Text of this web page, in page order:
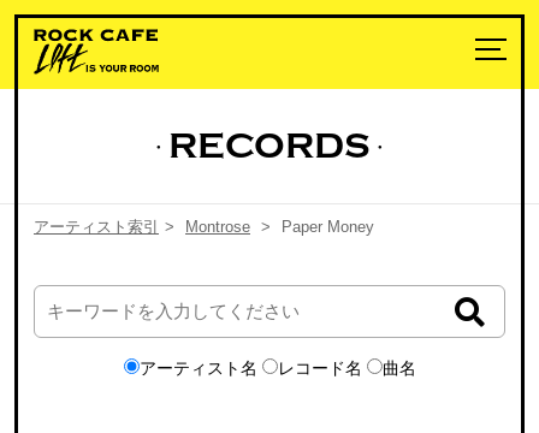
RECORDS
アーティスト索引 > Montrose > Paper Money
アーティスト名 レコード名 曲名